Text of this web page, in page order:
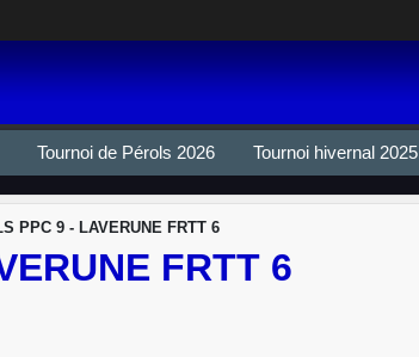
Tournoi de Pérols 2026 Tournoi hivernal 2025
PPC 9 - LAVERUNE FRTT 6
FRTT 6